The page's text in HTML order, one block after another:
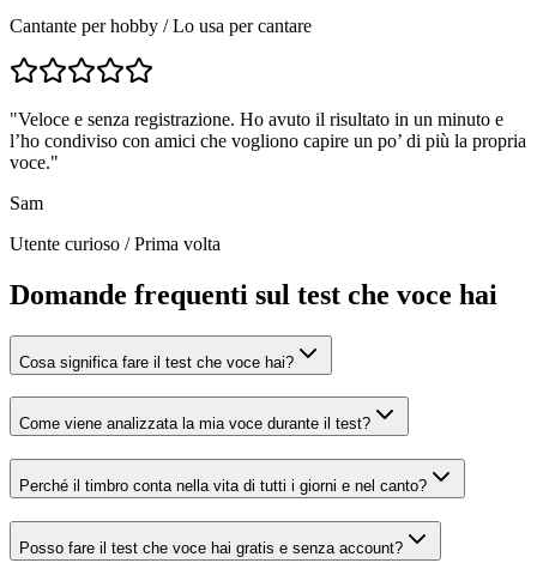
Cantante per hobby /Lo usa per cantare
"Veloce e senza registrazione. Ho avuto il risultato in un minuto e
l’ho condiviso con amici che vogliono capire un po’ di più la propria
voce."
Sam
Utente curioso /Prima volta
Domande frequenti sul test che voce hai
Cosa significa fare il test che voce hai?
Come viene analizzata la mia voce durante il test?
Perché il timbro conta nella vita di tutti i giorni e nel canto?
Posso fare il test che voce hai gratis e senza account?